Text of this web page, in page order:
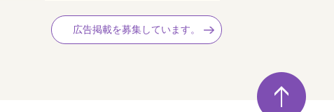
広告掲載を募集しています。
ペ
ー
ジ